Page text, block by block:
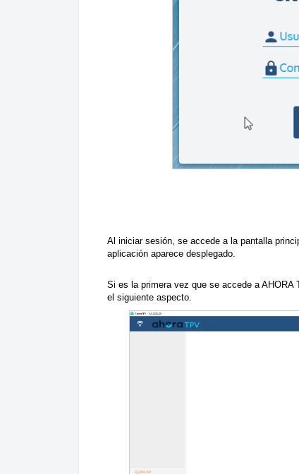
Al iniciar sesión, se accede a la pantalla
aplicación aparece desplegado.
Si es la primera vez que se accede a
el siguiente aspecto.